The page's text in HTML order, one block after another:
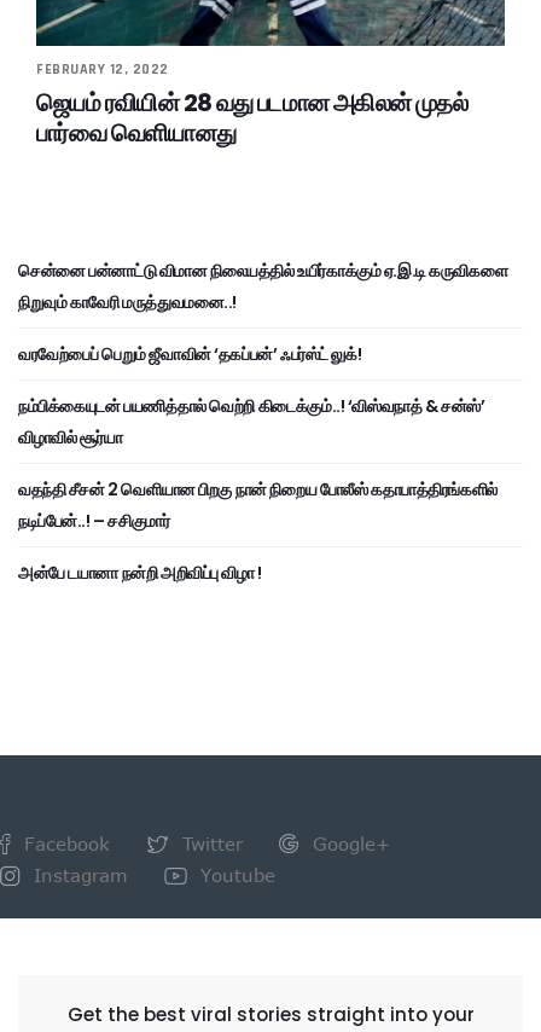
FEBRUARY 12, 2022
ஜெயம் ரவியின் 28 வது படமான அகிலன் முதல்
பார்வை வெளியானது
சென்னை பன்னாட்டு விமான நிலையத்தில் உயிர்காக்கும் ஏ.இ.டி கருவிகளை
நிறுவும் காவேரி மருத்துவமனை..!
வரவேற்பைப் பெறும் ஜீவாவின் ‘தகப்பன்’ ஃபர்ஸ்ட் லுக்!
நம்பிக்கையுடன் பயணித்தால் வெற்றி கிடைக்கும்..! ‘விஸ்வநாத் & சன்ஸ்’
விழாவில் சூர்யா
வதந்தி சீசன் 2 வெளியான பிறகு நான் நிறைய போலீஸ் கதாபாத்திரங்களில்
நடிப்பேன்..! – சசிகுமார்
அன்பே டயானா நன்றி அறிவிப்பு விழா !
Facebook Twitter
Google+
Instagram
Youtube
Get the best viral stories straight into your